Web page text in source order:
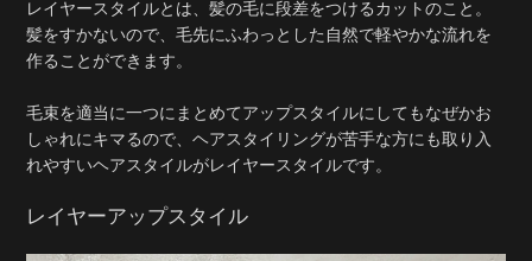
レイヤースタイルとは、髪の毛に段差をつけるカットのこと。
髪をすかないので、毛先にふわっとした自然で軽やかな流れを
作ることができます。
毛束を適当に一つにまとめてアップスタイルにしてもなぜかお
しゃれにキマるので、ヘアスタイリングが苦手な方にも取り入
れやすいヘアスタイルがレイヤースタイルです。
レイヤーアップスタイル